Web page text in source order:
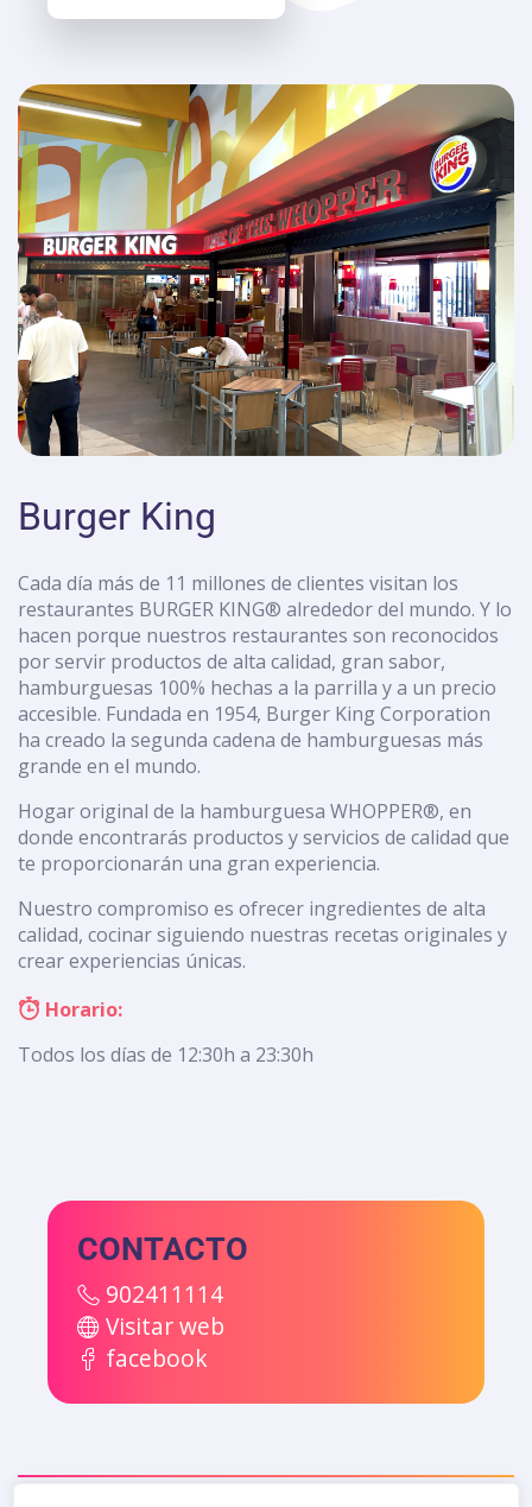
Burger King
Cada día más de 11 millones de clientes visitan los
restaurantes BURGER KING® alrededor del mundo. Y lo
hacen porque nuestros restaurantes son reconocidos
por servir productos de alta calidad, gran sabor,
hamburguesas 100% hechas a la parrilla y a un precio
accesible. Fundada en 1954, Burger King Corporation
ha creado la segunda cadena de hamburguesas más
grande en el mundo.
Hogar original de la hamburguesa WHOPPER®, en
donde encontrarás productos y servicios de calidad que
te proporcionarán una gran experiencia.
Nuestro compromiso es ofrecer ingredientes de alta
calidad, cocinar siguiendo nuestras recetas originales y
crear experiencias únicas.
Horario:
Todos los días de 12:30h a 23:30h
CONTACTO
902411114
Visitar web
facebook